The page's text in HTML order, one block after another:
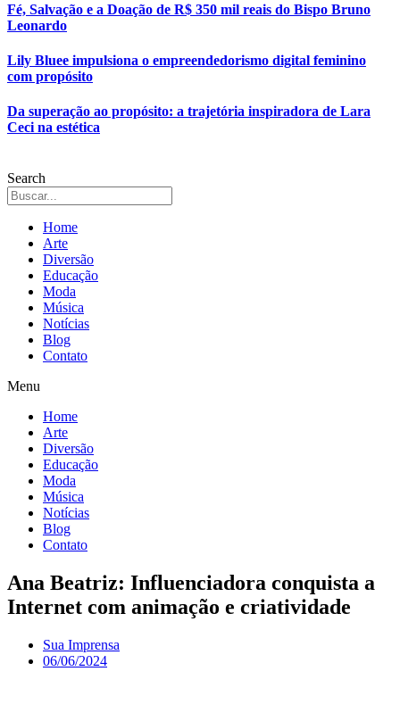
Fé, Salvação e a Doação de R$ 350 mil reais do Bispo Bruno
Leonardo
Lily Bluee impulsiona o empreendedorismo digital feminino
com propósito
Da superação ao propósito: a trajetória inspiradora de Lara
Ceci na estética
Search
Home
Arte
Diversão
Educação
Moda
Música
Notícias
Blog
Contato
Menu
Home
Arte
Diversão
Educação
Moda
Música
Notícias
Blog
Contato
Ana Beatriz: Influenciadora conquista a
Internet com animação e criatividade
Sua Imprensa
06/06/2024